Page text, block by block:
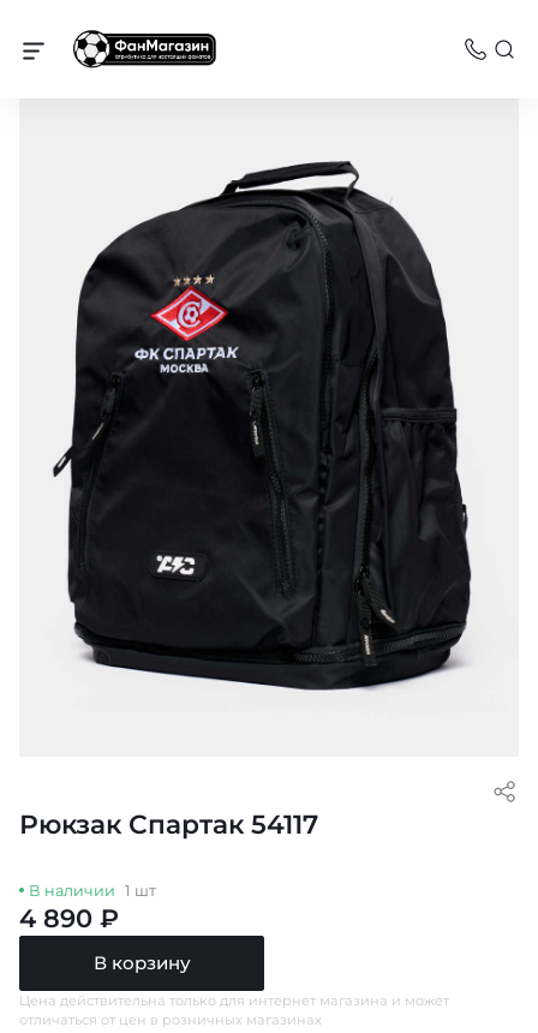
Спартак
Рюкзак Спартак 54117
В наличии 1 шт
4 890 ₽
В корзину
Цена действительна только для интернет магазина и может
отличаться от цен в розничных магазинах